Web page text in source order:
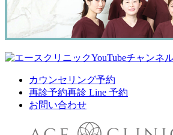
カウンセリング予約
再診予約再診 Line 予約
お問い合わせ